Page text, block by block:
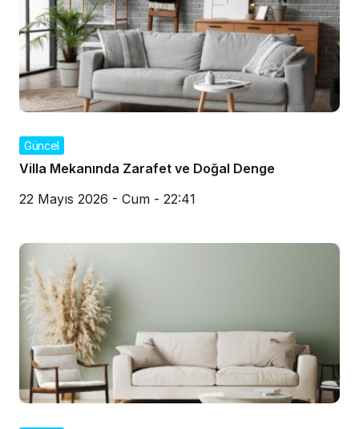
Güncel
Villa Mekanında Zarafet ve Doğal Denge
22 Mayıs 2026 - Cum - 22:41